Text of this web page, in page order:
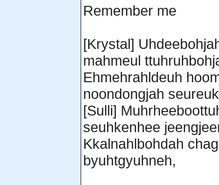
Remember me
[Krystal]
mahmeul
Ehmehrahldeuh
noondongjah
[Sulli]
seuhkenhee
Kkalnahlbohdah
byuhtgyuhneh,